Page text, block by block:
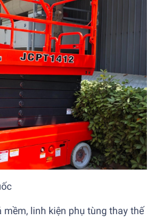
mềm, linh kiện phụ tùng thay thế